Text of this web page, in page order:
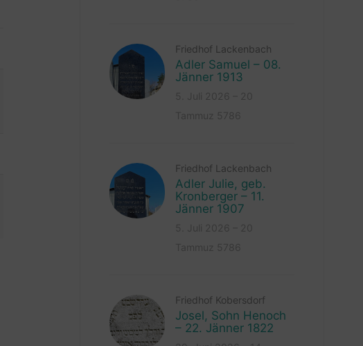
Friedhof Lackenbach
Adler Samuel – 08.
Jänner 1913
Friedhof Lackenbach
Adler Julie, geb.
Kronberger – 11.
Jänner 1907
Friedhof Kobersdorf
Josel, Sohn Henoch
– 22. Jänner 1822